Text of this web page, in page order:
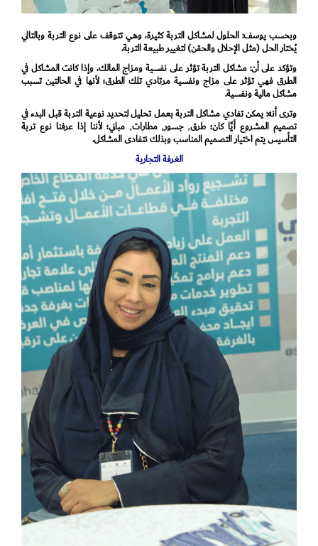
وبحسب يوسف: الحلول لمشاكل التربة كثيرة، وهي تتوقف على نوع التربة وبالتالي
يُختار الحل (مثل الإحلال والحقن) لتغيير طبيعة التربة.
وتؤكد على أن: مشاكل التربة تؤثر على نفسية ومزاج المالك، وإذا كانت المشاكل في
الطرق فهي تؤثر على مزاج ونفسية مرتادي تلك الطرق؛ لأنها في الحالتين تسبب
مشاكل مالية ونفسية.
وترى أنه: يمكن تفادي مشاكل التربة بعمل تحليل لتحديد نوعية التربة قبل البدء في
تصميم المشروع أيًا كان؛ طرق٬ جسور٬ مطارات٬ مباني؛ لأننا إذا عرفنا نوع تربة
التأسيس يتم اختيار التصميم المناسب وبذلك نتفادى المشاكل.
الغرفة التجارية